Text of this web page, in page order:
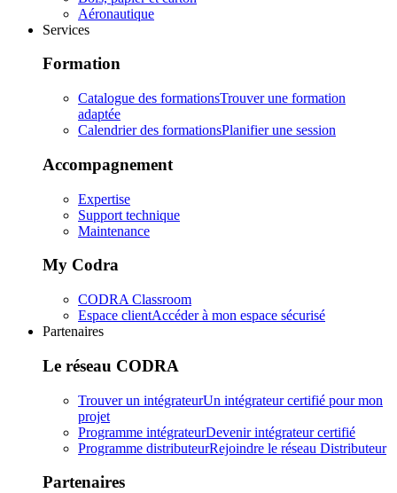
Aéronautique
Services
Formation
Catalogue des formationsTrouver une formation
adaptée
Calendrier des formationsPlanifier une session
Accompagnement
Expertise
Support technique
Maintenance
My Codra
CODRA Classroom
Espace clientAccéder à mon espace sécurisé
Partenaires
Le réseau CODRA
Trouver un intégrateurUn intégrateur certifié pour mon
projet
Programme intégrateurDevenir intégrateur certifié
Programme distributeurRejoindre le réseau Distributeur
Partenaires